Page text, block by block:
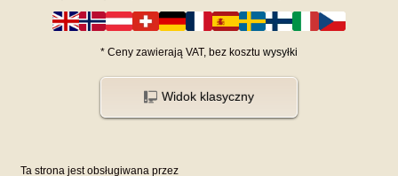
* Ceny zawierają VAT, bez kosztu wysyłki
Widok klasyczny
Ta strona jest obsługiwana przez